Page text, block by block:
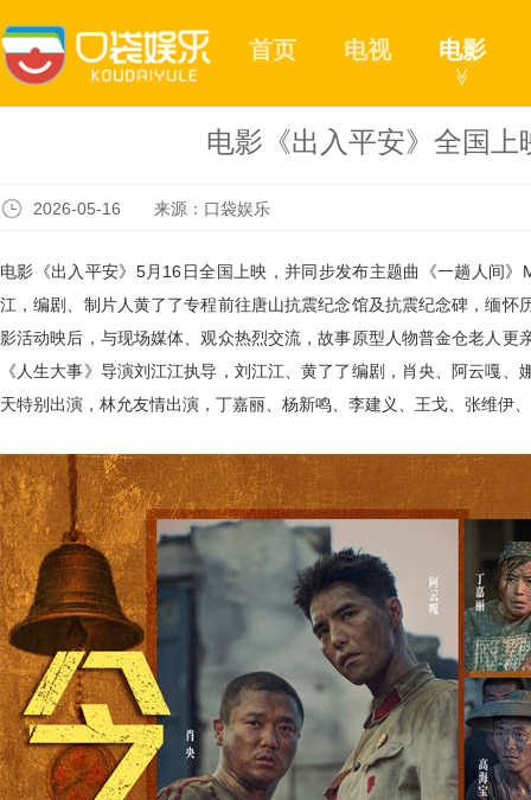
首页 电视 电影
≫
电影《出入平安》全国
2026-05-16 来源：口袋娱乐
电影《出入平安》 5月 16 日全国上映，并同步发布主题曲《一趟人间》
江，编剧、制片人黄了了专程前往唐山抗震纪念馆及抗震纪念碑，缅怀
影活动映后，与现场媒体、观众热烈交流，故事原型人物普金仓老人更
《人生大事》导演刘江江执导，刘江江、黄了了编剧，肖央、阿云嘎
天特别出演，林允友情出演，丁嘉丽、杨新鸣、李建义、王戈、张维伊